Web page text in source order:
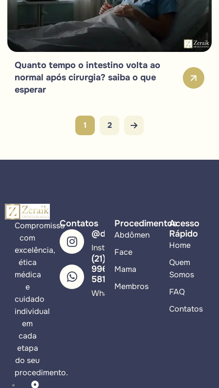
Quanto tempo o intestino volta ao
normal após cirurgia? saiba o que
esperar
1 2
Compromisso
com
excelência,
ética
médica
e
cuidado
individual
em
cada
etapa
do seu
procedimento.
Contatos
@drzeraik
Instagram
(21)
99617-
5813
WhatsApp
Procedimentos
Abdômen
Face
Mama
Membros
Acesso
Rápido
Home
Quem
Somos
FAQ
Contatos